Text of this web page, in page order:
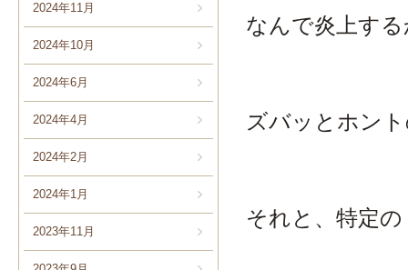
2024年11月
2024年10月
2024年6月
2024年4月
2024年2月
2024年1月
2023年11月
なんで炎上す
ズバッとホン
それと、特定